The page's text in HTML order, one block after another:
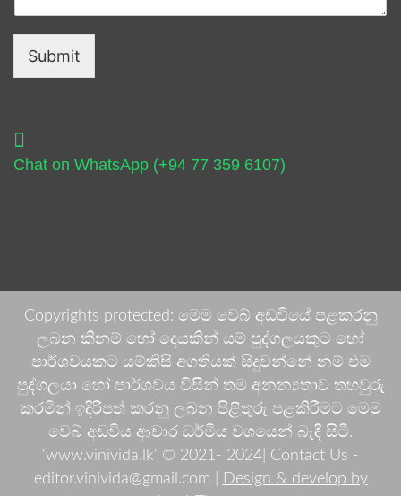
Submit
Chat on WhatsApp (+94 77 359 6107)
Copyrights protected: මෙම වෙබ් අඩවියේ පළකරනු
ලබන කිනම් හෝ දෙයකින් යම් පුද්ගලයකුට හෝ
පාර්ශවයකට යම්කිසි අගතියක් සිදුවන්නේ නම් එම
පුද්ගලයා හෝ පාර්ශවය විසින් තම අනන්‍යතාව තහවුරු
කරමින් ඉදිරිපත් කරනු ලබන පිළිතුරු පළකිරීමට මෙම
වෙබ් අඩවිය ආචාර ධර්මීය වශයෙන් බැඳී සිටී.
'www.vinivida.lk' © 2021- 2024| Contact Us -
editor.vinivida@gmail.com |
Design & develop by